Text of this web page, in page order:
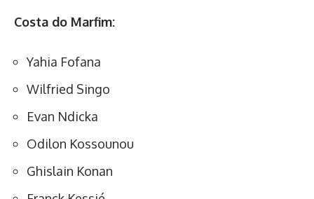
Costa do Marfim:
Yahia Fofana
Wilfried Singo
Evan Ndicka
Odilon Kossounou
Ghislain Konan